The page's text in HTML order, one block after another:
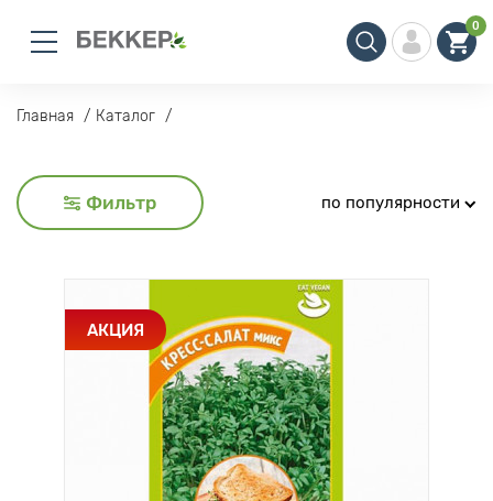
0
Главная Каталог
Фильтр по популярности
АКЦИЯ